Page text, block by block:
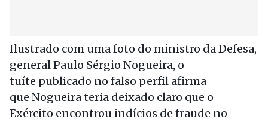
Ilustrado com uma foto do ministro da Defesa,
general Paulo Sérgio Nogueira, o
tuíte publicado no falso perfil afirma
que Nogueira teria deixado claro que o
Exército encontrou indícios de fraude no